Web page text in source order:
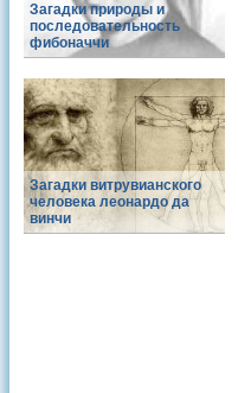
Загадки природы и
последовательность
фибоначчи
Загадки витрувианского
человека леонардо да
винчи